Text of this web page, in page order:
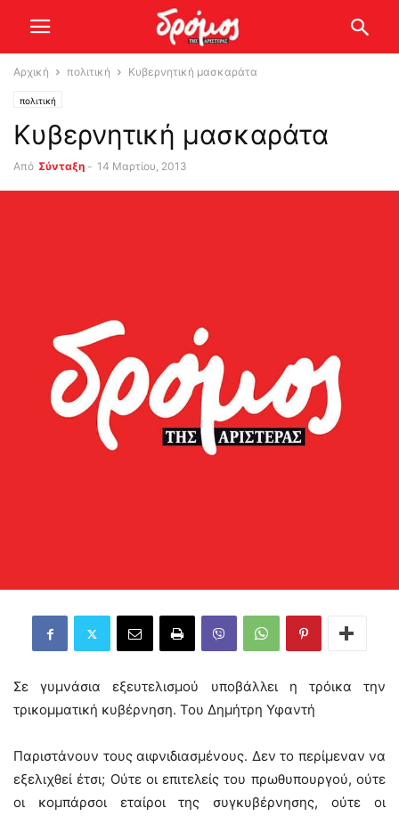
Αρχική πολιτική Κυβερνητική μασκαράτα
πολιτική
Κυβερνητική μασκαράτα
Από Σύνταξη - 14 Μαρτίου, 2013
Σε γυμνάσια εξευτελισμού υποβάλλει η τρόικα την
τρικομματική κυβέρνηση. Του Δημήτρη Υφαντή
Παριστάνουν τους αιφνιδιασμένους. Δεν το περίμεναν να
εξελιχθεί έτσι; Ούτε οι επιτελείς του πρωθυπουργού, ούτε
οι κομπάρσοι εταίροι της συγκυβέρνησης, ούτε οι